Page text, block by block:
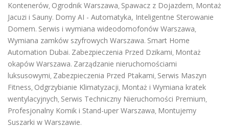
Kontenerów, Ogrodnik Warszawa, Spawacz z Dojazdem, Montaż
Jacuzi i Sauny. Domy AI - Automatyka, Inteligentne Sterowanie
Domem. Serwis i wymiana wideodomofonów Warszawa,
Wymiana zamków szyfrowych Warszawa. Smart Home
Automation Dubai. Zabezpieczenia Przed Dzikami, Montaż
okapów Warszawa. Zarządzanie nieruchomościami
luksusowymi, Zabezpieczenia Przed Ptakami, Serwis Maszyn
Fitness, Odgrzybianie Klimatyzacji, Montaż i Wymiana kratek
wentylacyjnych, Serwis Techniczny Nieruchomości Premium,
Profesjonalny Komik i Stand-uper Warszawa, Montujemy
Suszarki w Warszawie.